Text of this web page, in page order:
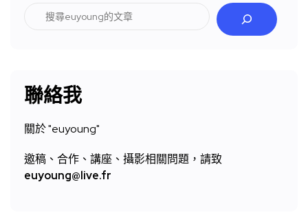
聯絡我
關於 "euyoung"
邀稿、合作、講座、攝影相關問題，請致
euyoung@live.fr